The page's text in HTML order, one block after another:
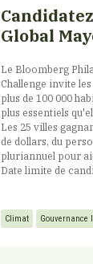
Global
Le Bloomberg
Challenge invite
plus de 100 000
plus essentiels
Les 25 villes
de dollars, du
pluriannuel pour
Date limite de
Climat Gouvernance